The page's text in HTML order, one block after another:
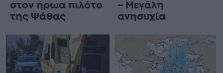
στον ήρωα πιλότο
της Ψάθας
– Μεγάλη
ανησυχία